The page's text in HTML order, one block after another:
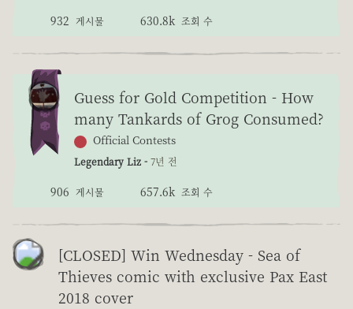
932 게시물 630.8k 조회 수
Guess for Gold Competition - How
many Tankards of Grog Consumed?
Official Contests
Legendary Liz - 7년 전
906 게시물 657.6k 조회 수
[CLOSED] Win Wednesday - Sea of
Thieves comic with exclusive Pax East
2018 cover